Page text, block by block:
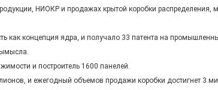
НИОКР и продажах крытой коробки распределения,
как концепция ядра, и получало 33 патента на
и построитель 1600 панелей.
и ежегодный объемов продажи коробки достигнет 3